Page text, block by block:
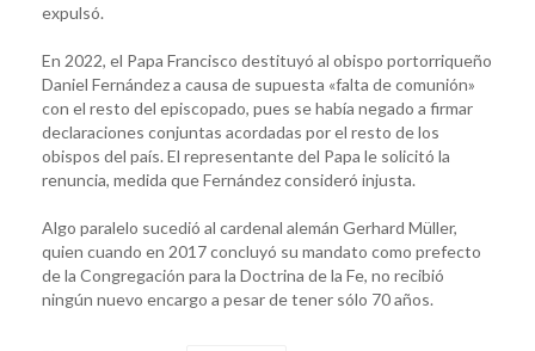
expulsó.
En 2022, el Papa Francisco destituyó al obispo portorriqueño
Daniel Fernández a causa de supuesta «falta de comunión»
con el resto del episcopado, pues se había negado a firmar
declaraciones conjuntas acordadas por el resto de los
obispos del país. El representante del Papa le solicitó la
renuncia, medida que Fernández consideró injusta.
Algo paralelo sucedió al cardenal alemán Gerhard Müller,
quien cuando en 2017 concluyó su mandato como prefecto
de la Congregación para la Doctrina de la Fe, no recibió
ningún nuevo encargo a pesar de tener sólo 70 años.